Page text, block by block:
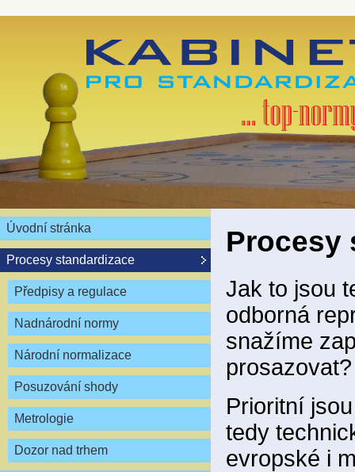
Úvodní stránka
Procesy standardizace
Předpisy a regulace
Nadnárodní normy
Národní normalizace
Posuzování shody
Metrologie
Dozor nad trhem
Procesy
Jak to jsou
odborná
snažíme
prosazovat?
Prioritní
tedy
evropské i